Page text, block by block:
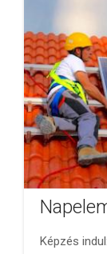
Képzés indul: